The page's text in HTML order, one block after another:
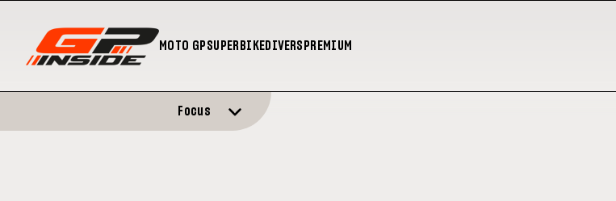
MOTO GPSUPERBIKEDIVERS PREMIUM
Focus